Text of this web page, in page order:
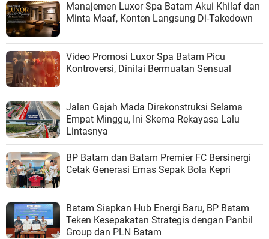
Manajemen Luxor Spa Batam Akui Khilaf dan
Minta Maaf, Konten Langsung Di-Takedown
Video Promosi Luxor Spa Batam Picu
Kontroversi, Dinilai Bermuatan Sensual
Jalan Gajah Mada Direkonstruksi Selama
Empat Minggu, Ini Skema Rekayasa Lalu
Lintasnya
BP Batam dan Batam Premier FC Bersinergi
Cetak Generasi Emas Sepak Bola Kepri
Batam Siapkan Hub Energi Baru, BP Batam
Teken Kesepakatan Strategis dengan Panbil
Group dan PLN Batam